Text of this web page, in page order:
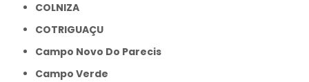
COLNIZA
COTRIGUAÇU
Campo Novo Do Parecis
Campo Verde